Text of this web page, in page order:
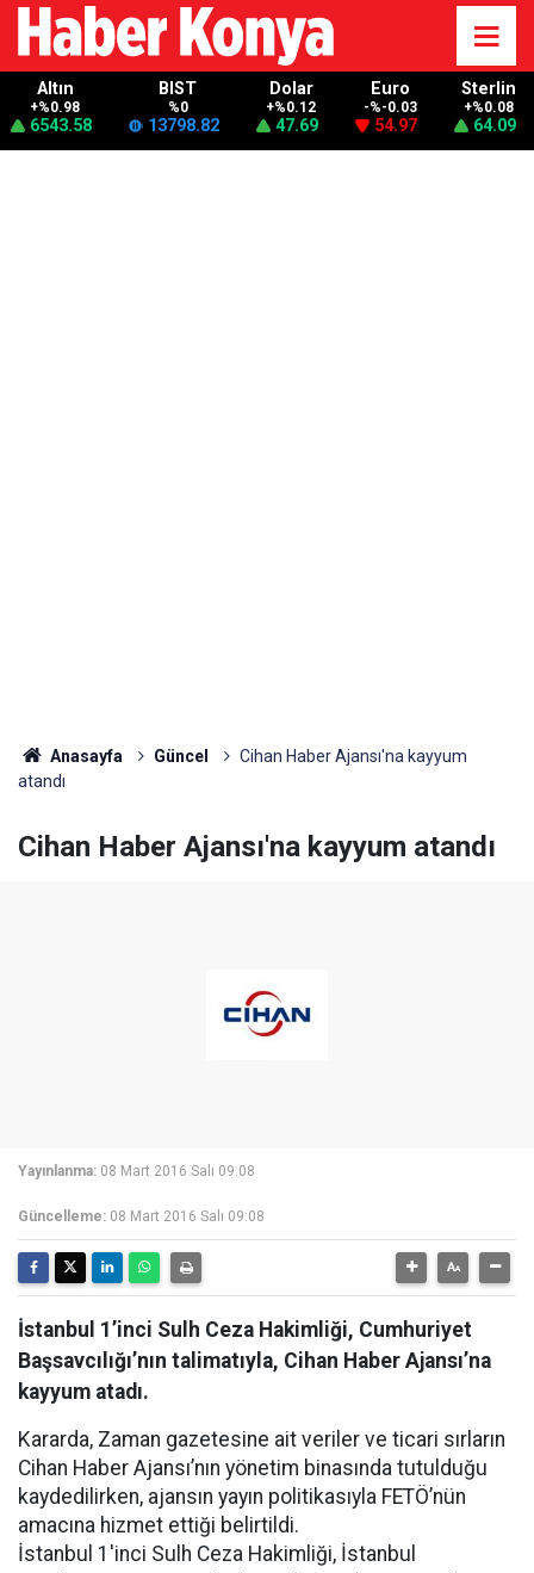
Altın
+%0.98
6543.58
BIST
%0
13798.82
Dolar
+%0.12
47.69
Euro
-%-0.03
54.97
Sterlin
+%0.08
64.09
Anasayfa Güncel
Cihan Haber Ajansı'na kayyum
atandı
Cihan Haber Ajansı'na kayyum atandı
Yayınlanma: 08 Mart 2016 Salı 09:08
Güncelleme: 08 Mart 2016 Salı 09:08
İstanbul 1’inci Sulh Ceza Hakimliği, Cumhuriyet
Başsavcılığı’nın talimatıyla, Cihan Haber Ajansı’na
kayyum atadı.
Kararda, Zaman gazetesine ait veriler ve ticari sırların
Cihan Haber Ajansı’nın yönetim binasında tutulduğu
kaydedilirken, ajansın yayın politikasıyla FETÖ’nün
amacına hizmet ettiği belirtildi.
İstanbul 1'inci Sulh Ceza Hakimliği, İstanbul